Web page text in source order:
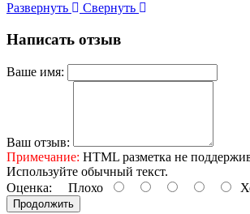
Развернуть Свернуть
Написать отзыв
Ваше имя:
Ваш отзыв:
Примечание: HTML разметка не
Используйте обычный текст.
Оценка: Плохо
Продолжить